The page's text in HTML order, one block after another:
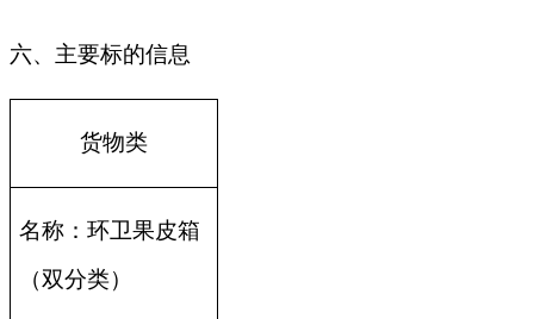
六、主要标的信息
货物类
名称：环卫果皮箱
（双分类）